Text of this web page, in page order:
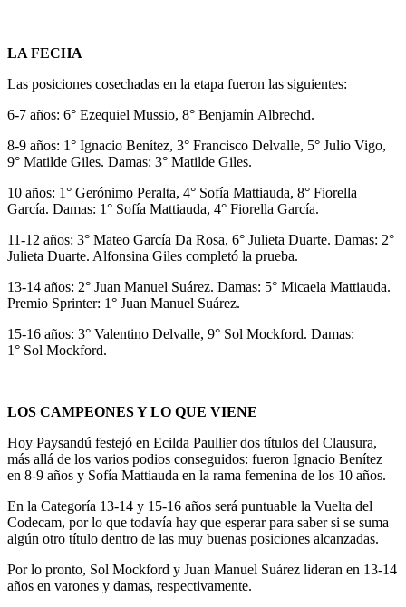
LA FECHA
Las posiciones cosechadas en la etapa fueron las siguientes:
6-7 años: 6° Ezequiel Mussio, 8° Benjamín Albrechd.
8-9 años: 1° Ignacio Benítez, 3° Francisco Delvalle, 5° Julio Vigo,
9° Matilde Giles. Damas: 3° Matilde Giles.
10 años: 1° Gerónimo Peralta, 4° Sofía Mattiauda, 8° Fiorella
García. Damas: 1° Sofía Mattiauda, 4° Fiorella García.
11-12 años: 3° Mateo García Da Rosa, 6° Julieta Duarte. Damas: 2°
Julieta Duarte. Alfonsina Giles completó la prueba.
13-14 años: 2° Juan Manuel Suárez. Damas: 5° Micaela Mattiauda.
Premio Sprinter: 1° Juan Manuel Suárez.
15-16 años: 3° Valentino Delvalle, 9° Sol Mockford. Damas:
1° Sol Mockford.
LOS CAMPEONES Y LO QUE VIENE
Hoy Paysandú festejó en Ecilda Paullier dos títulos del Clausura,
más allá de los varios podios conseguidos: fueron Ignacio Benítez
en 8-9 años y Sofía Mattiauda en la rama femenina de los 10 años.
En la Categoría 13-14 y 15-16 años será puntuable la Vuelta del
Codecam, por lo que todavía hay que esperar para saber si se suma
algún otro título dentro de las muy buenas posiciones alcanzadas.
Por lo pronto, Sol Mockford y Juan Manuel Suárez lideran en 13-14
años en varones y damas, respectivamente.